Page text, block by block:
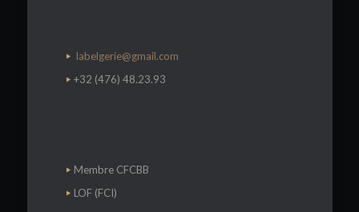
labelgerie@gmail.com
+32 (476) 48.23.93
Membre CFCBB
LOF (FCI)